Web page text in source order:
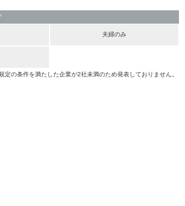
夫婦のみ
の条件を満たした企業が2社未満のため発表しておりません。